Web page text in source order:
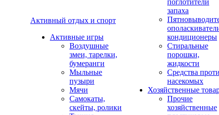
Активный отдых и спорт
Активные игры
Воздушные
змеи, тарелки,
бумеранги
Мыльные
пузыри
Мячи
Самокаты,
скейты, ролики
поглотители
запаха
кондиционеры
Стиральные
порошки,
жидкости
Средства
насекомых
Хозяйственные
Прочие
хозяйственные